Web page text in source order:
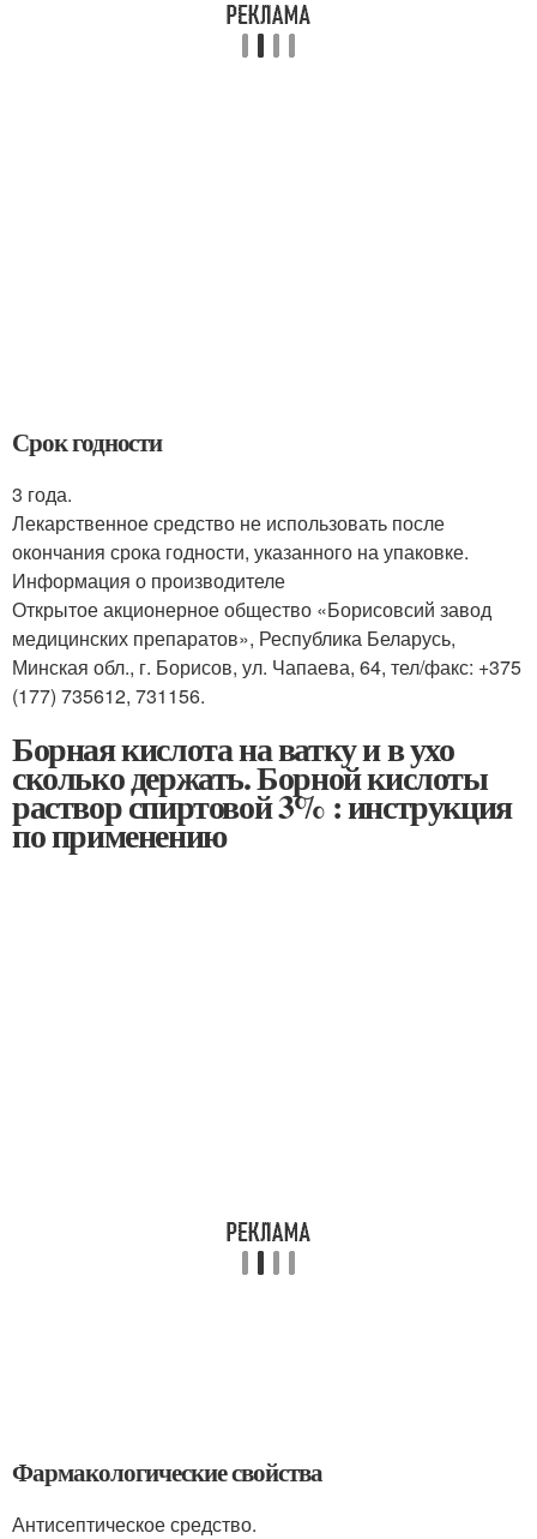
Срок годности
3 года.
Лекарственное средство не использовать после
окончания срока годности, указанного на упаковке.
Информация о производителе
Открытое акционерное общество «Борисовсий завод
медицинских препаратов», Республика Беларусь,
Минская обл., г. Борисов, ул. Чапаева, 64, тел/факс: +375
(177) 735612, 731156.
Борная кислота на ватку и в ухо
сколько держать. Борной кислоты
раствор спиртовой 3% : инструкция
по применению
Фармакологические свойства
Антисептическое средство.